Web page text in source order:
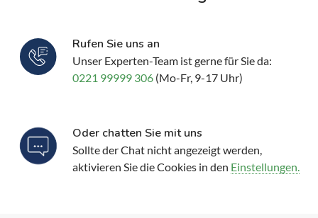
Rufen Sie uns an
Unser Experten-Team ist gerne für Sie da:
0221 99999 306 (Mo-Fr, 9-17 Uhr)
Oder chatten Sie mit uns
Sollte der Chat nicht angezeigt werden,
aktivieren Sie die Cookies in den Einstellungen.